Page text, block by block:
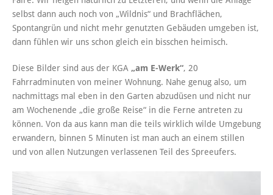
selbst dann auch noch von „Wildnis“ und Brachflächen,
Spontangrün und nicht mehr genutzten Gebäuden umgeben ist,
dann fühlen wir uns schon gleich ein bisschen heimisch.
Diese Bilder sind aus der KGA „am E-Werk“, 20
Fahrradminuten von meiner Wohnung. Nahe genug also, um
nachmittags mal eben in den Garten abzudüsen und nicht nur
am Wochenende „die große Reise“ in die Ferne antreten zu
können. Von da aus kann man die teils wirklich wilde Umgebung
erwandern, binnen 5 Minuten ist man auch an einem stillen
und von allen Nutzungen verlassenen Teil des Spreeufers.